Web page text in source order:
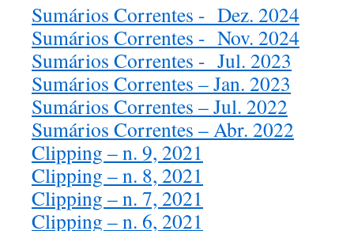
Sumários Correntes - Dez. 2024
Sumários Correntes - Nov. 2024
Sumários Correntes - Jul. 2023
Sumários Correntes – Jan. 2023
Sumários Correntes – Jul. 2022
Sumários Correntes – Abr. 2022
Clipping – n. 9, 2021
Clipping – n. 8, 2021
Clipping – n. 7, 2021
Clipping – n. 6, 2021